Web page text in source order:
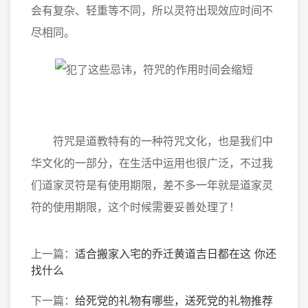
会有复杂、轻重等不同，所以灵符出现效应时间不
尽相同。
符咒是道教特有的一种符咒文化，也是我们中
华文化的一部分，在生活中运用也很广泛，不过我
们道家灵符是有使用期限，差不多一年就是道家灵
符的使用期限，这个时候需要妥善处理了！
上一篇： 适合搬家入宅的乔迁黄道吉日都在这 你还
找什么
下一篇： 给死党的礼物有哪些，送死党的礼物推荐